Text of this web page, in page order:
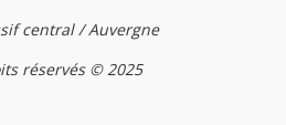
central / Auvergne
réservés © 2025